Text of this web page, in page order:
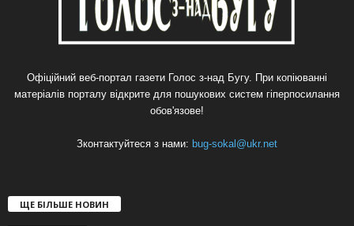
Офіційний веб-портал газети Голос з-над Бугу. При копіюванні
матеріалів порталу відкрите для пошукових систем гіперпосилання
обов'язове!
Зконтактуйтеся з нами: bug-sokal@ukr.net
ЩЕ БІЛЬШЕ НОВИН